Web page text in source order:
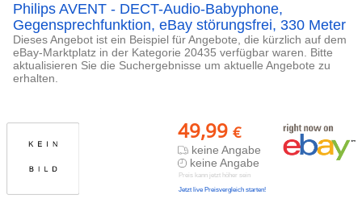
Philips AVENT - DECT-Audio-Babyphone,
Gegensprechfunktion, eBay störungsfrei, 330 Meter
Dieses Angebot ist ein Beispiel für Angebote, die kürzlich auf dem
eBay-Marktplatz in der Kategorie 20435 verfügbar waren. Bitte
aktualisieren Sie die Suchergebnisse um aktuelle Angebote zu
erhalten.
49,99 €
keine Angabe
keine Angabe
Preis kann jetzt höher sein
Jetzt live Preisvergleich starten!